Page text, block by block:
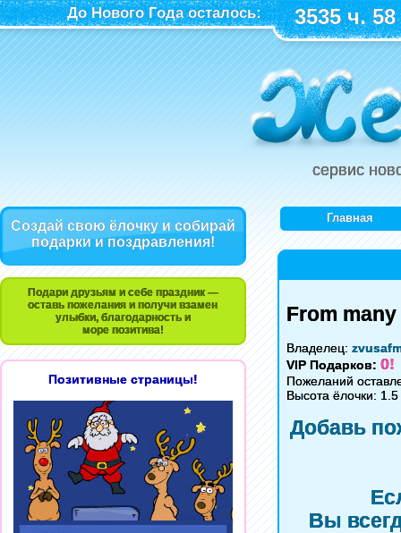
До Нового Года осталось: 3535 ч.
сервис
Создай свою ёлочку и собирай
подарки и поздравления!
Подари друзьям и себе праздник —
оставь пожелания и получи взамен
улыбки, благодарность и
море позитива!
Позитивные страницы!
Главная
From
Владелец:
VIP Подарков: 0!
Пожеланий
Высота ёлочки:
Добавь
Вы